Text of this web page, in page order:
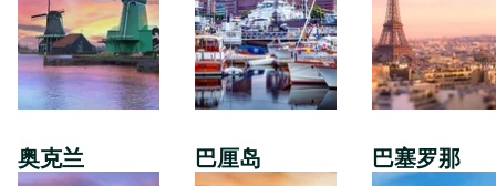
奥克兰 巴厘岛 巴塞罗那